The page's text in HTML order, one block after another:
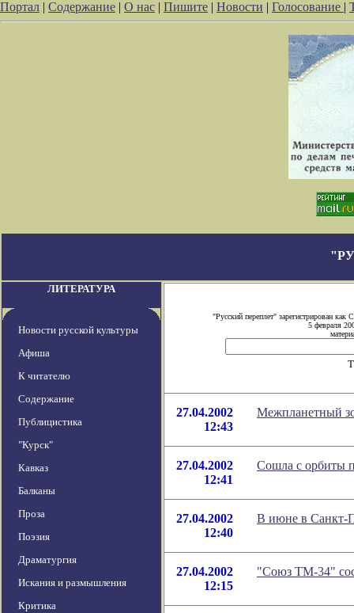
Портал | Содержание | О нас | Пишите | Новости | Голосование |
ЛИТЕРАТУРА
Новости русской культуры
Афиша
К читателю
Содержание
Публицистика
"Курск"
Кавказ
Балканы
Проза
Поэзия
Драматургия
Искания и размышления
Критика
"Русский переплет" зарегистрирован
5 февраля
27.04.2002
12:43
Межпланетный
27.04.2002
12:41
Сошла с орбиты
27.04.2002
12:40
В июне в Санкт-
27.04.2002
12:15
"Союз ТМ-34"